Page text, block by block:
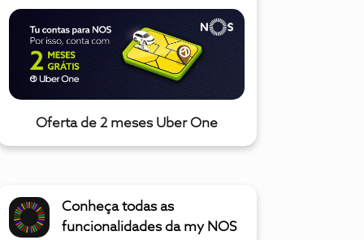
Oferta de 2 meses Uber One
Conheça todas as
funcionalidades da my NOS